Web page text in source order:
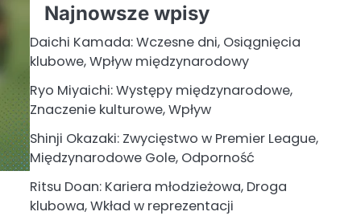
Najnowsze wpisy
Daichi Kamada: Wczesne dni, Osiągnięcia
klubowe, Wpływ międzynarodowy
Ryo Miyaichi: Występy międzynarodowe,
Znaczenie kulturowe, Wpływ
Shinji Okazaki: Zwycięstwo w Premier League,
Międzynarodowe Gole, Odporność
Ritsu Doan: Kariera młodzieżowa, Droga
klubowa, Wkład w reprezentacji